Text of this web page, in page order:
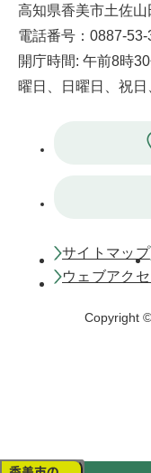
高知県香美市土佐
電話番号：0887-53-
開庁時間: 午前8時
曜日、日曜日、祝
サイトマップ
ウェブアク
Copyright